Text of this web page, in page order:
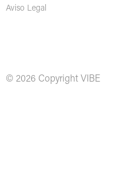
Aviso Legal
© 2026 Copyright VIBE